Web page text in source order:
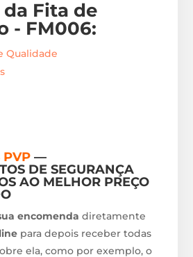
da Fita de
- FM006:
Qualidade
PVP —
DE SEGURANÇA
AO MELHOR PREÇO
encomenda diretamente
para depois receber todas
ela, como por exemplo, o